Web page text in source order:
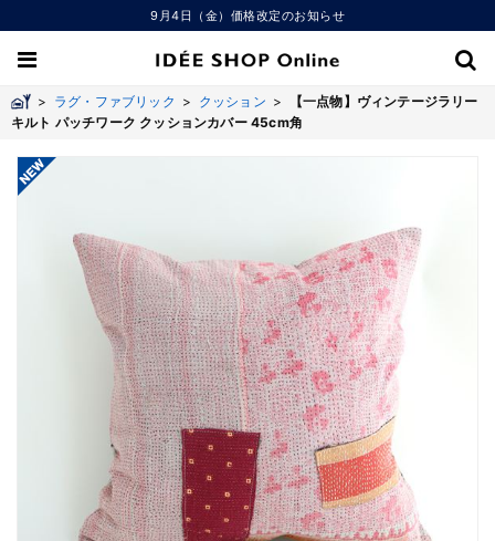
9月4日（金）価格改定のお知らせ
> ラグ・ファブリック > クッション >
【一点物】ヴィンテージラリー
キルト パッチワーク クッションカバー 45cm角